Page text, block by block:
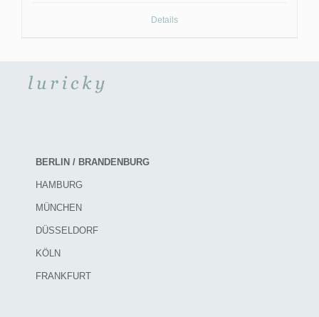
Details
BERLIN / BRANDENBURG
HAMBURG
MÜNCHEN
DÜSSELDORF
KÖLN
FRANKFURT